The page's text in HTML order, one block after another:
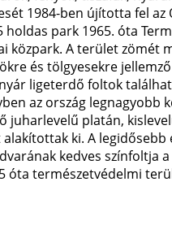
1984-ben újította fel az
park 1965. óta
közpark. A terület zömét
és tölgyesekre
ligeterdő foltok
az ország legnagyobb
platán,
ki. A legidősebb
kedves színfoltja
óta természetvédelmi